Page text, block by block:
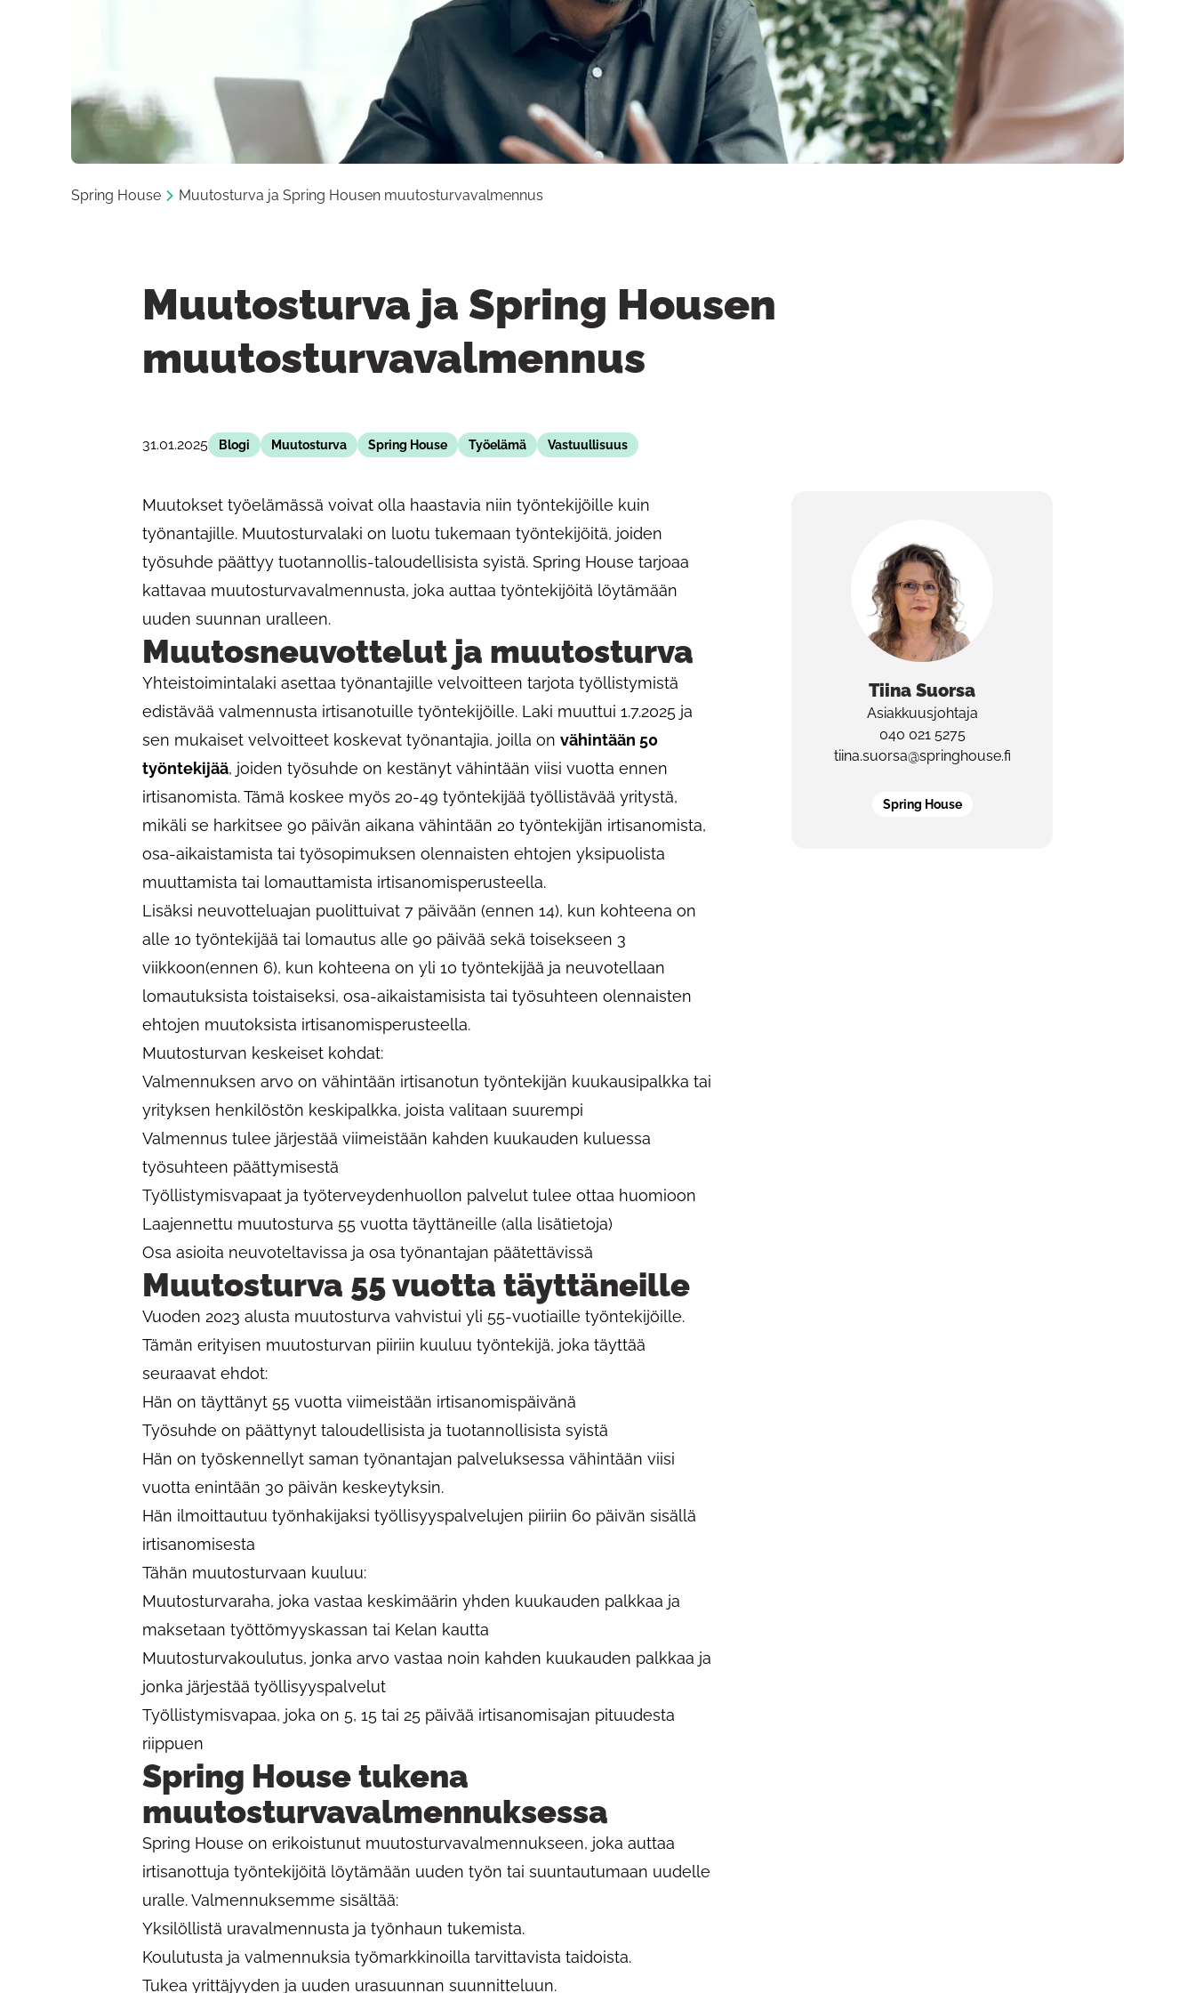
Spring House Muutosturva ja Spring Housen muutosturvavalmennus
Muutosturva ja Spring Housen
muutosturvavalmennus
31.01.2025 Blogi Muutosturva Spring House Työelämä Vastuullisuus
Muutokset työelämässä voivat olla haastavia niin työntekijöille kuin
työnantajille. Muutosturvalaki on luotu tukemaan työntekijöitä, joiden
työsuhde päättyy tuotannollis-taloudellisista syistä. Spring House tarjoaa
kattavaa muutosturvavalmennusta, joka auttaa työntekijöitä löytämään
uuden suunnan uralleen.
Muutosneuvottelut ja muutosturva
Yhteistoimintalaki asettaa työnantajille velvoitteen tarjota työllistymistä
edistävää valmennusta irtisanotuille työntekijöille. Laki muuttui 1.7.2025 ja
sen mukaiset velvoitteet koskevat työnantajia, joilla on vähintään 50
työntekijää, joiden työsuhde on kestänyt vähintään viisi vuotta ennen
irtisanomista. Tämä koskee myös 20-49 työntekijää työllistävää yritystä,
mikäli se harkitsee 90 päivän aikana vähintään 20 työntekijän irtisanomista,
osa-aikaistamista tai työsopimuksen olennaisten ehtojen yksipuolista
muuttamista tai lomauttamista irtisanomisperusteella.
Lisäksi neuvotteluajan puolittuivat 7 päivään (ennen 14), kun kohteena on
alle 10 työntekijää tai lomautus alle 90 päivää sekä toisekseen 3
viikkoon(ennen 6), kun kohteena on yli 10 työntekijää ja neuvotellaan
lomautuksista toistaiseksi, osa-aikaistamisista tai työsuhteen olennaisten
ehtojen muutoksista irtisanomisperusteella.
Muutosturvan keskeiset kohdat:
Valmennuksen arvo on vähintään irtisanotun työntekijän kuukausipalkka tai
yrityksen henkilöstön keskipalkka, joista valitaan suurempi
Valmennus tulee järjestää viimeistään kahden kuukauden kuluessa
työsuhteen päättymisestä
Työllistymisvapaat ja työterveydenhuollon palvelut tulee ottaa huomioon
Laajennettu muutosturva 55 vuotta täyttäneille (alla lisätietoja)
Osa asioita neuvoteltavissa ja osa työnantajan päätettävissä
Muutosturva 55 vuotta täyttäneille
Vuoden 2023 alusta muutosturva vahvistui yli 55-vuotiaille työntekijöille.
Tämän erityisen muutosturvan piiriin kuuluu työntekijä, joka täyttää
seuraavat ehdot:
Hän on täyttänyt 55 vuotta viimeistään irtisanomispäivänä
Työsuhde on päättynyt taloudellisista ja tuotannollisista syistä
Hän on työskennellyt saman työnantajan palveluksessa vähintään viisi
vuotta enintään 30 päivän keskeytyksin.
Hän ilmoittautuu työnhakijaksi työllisyyspalvelujen piiriin 60 päivän sisällä
irtisanomisesta
Tähän muutosturvaan kuuluu:
Muutosturvaraha, joka vastaa keskimäärin yhden kuukauden palkkaa ja
maksetaan työttömyyskassan tai Kelan kautta
Muutosturvakoulutus, jonka arvo vastaa noin kahden kuukauden palkkaa ja
jonka järjestää työllisyyspalvelut
Työllistymisvapaa, joka on 5, 15 tai 25 päivää irtisanomisajan pituudesta
riippuen
Spring House tukena
muutosturvavalmennuksessa
Spring House on erikoistunut muutosturvavalmennukseen, joka auttaa
irtisanottuja työntekijöitä löytämään uuden työn tai suuntautumaan uudelle
uralle. Valmennuksemme sisältää:
Yksilöllistä uravalmennusta ja työnhaun tukemista.
Koulutusta ja valmennuksia työmarkkinoilla tarvittavista taidoista.
Tukea yrittäjyyden ja uuden urasuunnan suunnitteluun.
Tiina Suorsa
Asiakkuusjohtaja
040 021 5275
tiina.suorsa@springhouse.fi
Spring House